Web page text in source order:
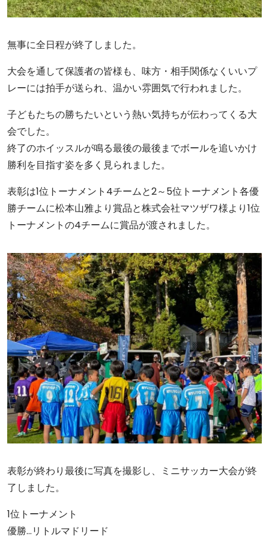
無事に全日程が終了しました。
大会を通して保護者の皆様も、味方・相手関係なくいいプ
レーには拍手が送られ、温かい雰囲気で行われました。
子どもたちの勝ちたいという熱い気持ちが伝わってくる大
会でした。
終了のホイッスルが鳴る最後の最後までボールを追いかけ
勝利を目指す姿を多く見られました。
表彰は1位トーナメント4チームと2～5位トーナメント各優
勝チームに松本山雅より賞品と株式会社マツザワ様より1位
トーナメントの4チームに賞品が渡されました。
表彰が終わり最後に写真を撮影し、ミニサッカー大会が終
了しました。
1位トーナメント
優勝…リトルマドリード